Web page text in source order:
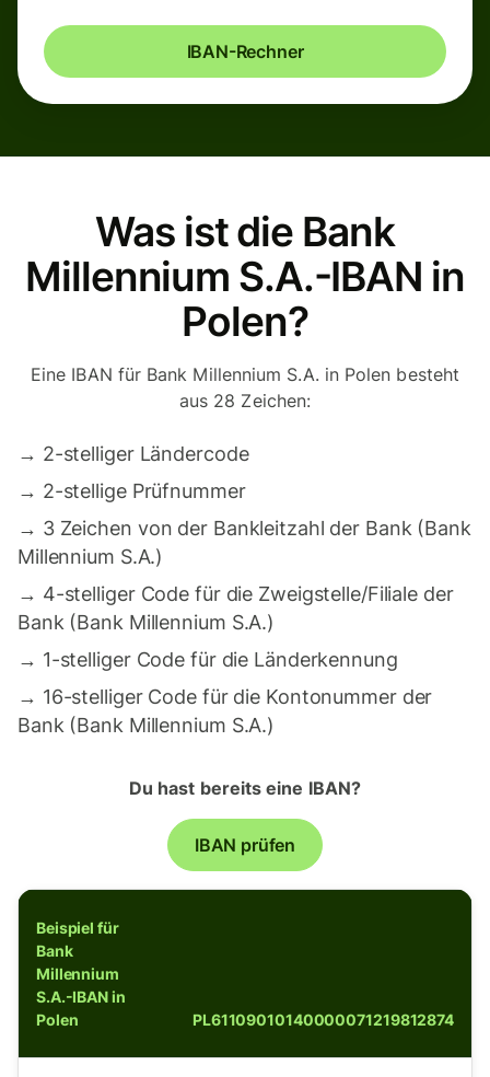
IBAN-Rechner
Was ist die Bank
Millennium S.A.-IBAN in
Polen?
Eine IBAN für Bank Millennium S.A. in Polen besteht
aus 28 Zeichen:
→ 2-stelliger Ländercode
→ 2-stellige Prüfnummer
→ 3 Zeichen von der Bankleitzahl der Bank (Bank
Millennium S.A.)
→ 4-stelliger Code für die Zweigstelle/Filiale der
Bank (Bank Millennium S.A.)
→ 1-stelliger Code für die Länderkennung
→ 16-stelliger Code für die Kontonummer der
Bank (Bank Millennium S.A.)
Du hast bereits eine IBAN?
IBAN prüfen
Beispiel für
Bank
Millennium
S.A.-IBAN in
Polen
PL61109010140000071219812874